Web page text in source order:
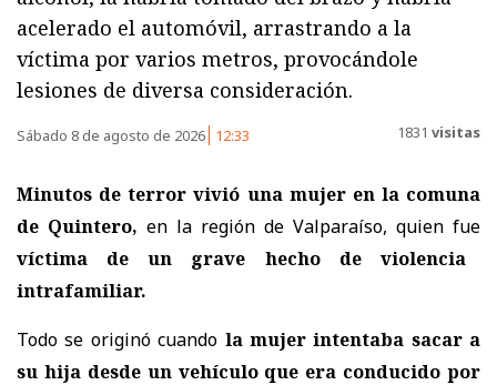
acelerado el automóvil, arrastrando a la
víctima por varios metros, provocándole
lesiones de diversa consideración.
Sábado 8 de agosto de 2026 12:33 1831 visitas
Minutos de terror vivió una mujer en la comuna
de Quintero, en la región de Valparaíso, quien fue
víctima de un grave hecho de violencia
intrafamiliar.
Todo se originó cuando la mujer intentaba sacar a
su hija desde un vehículo que era conducido por